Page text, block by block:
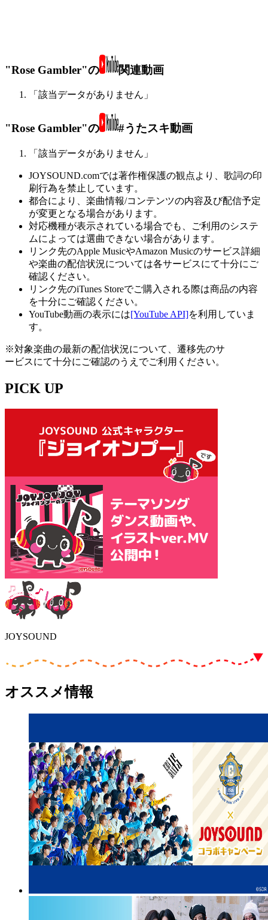
"Rose Gambler"の 関連動画
「該当データがありません」
"Rose Gambler"の #うたスキ動画
「該当データがありません」
JOYSOUND.comでは著作権保護の観点より、歌詞の印
刷行為を禁止しています。
都合により、楽曲情報/コンテンツの内容及び配信予定
が変更となる場合があります。
対応機種が表示されている場合でも、ご利用のシステ
ムによっては選曲できない場合があります。
リンク先のApple MusicやAmazon Musicのサービス詳細
や楽曲の配信状況については各サービスにて十分にご
確認ください。
リンク先のiTunes Storeでご購入される際は商品の内容
を十分にご確認ください。
YouTube動画の表示には[YouTube API]を利用していま
す。
※対象楽曲の最新の配信状況について、遷移先のサ
ービスにて十分にご確認のうえでご利用ください。
PICK UP
JOYSOUND
オススメ情報